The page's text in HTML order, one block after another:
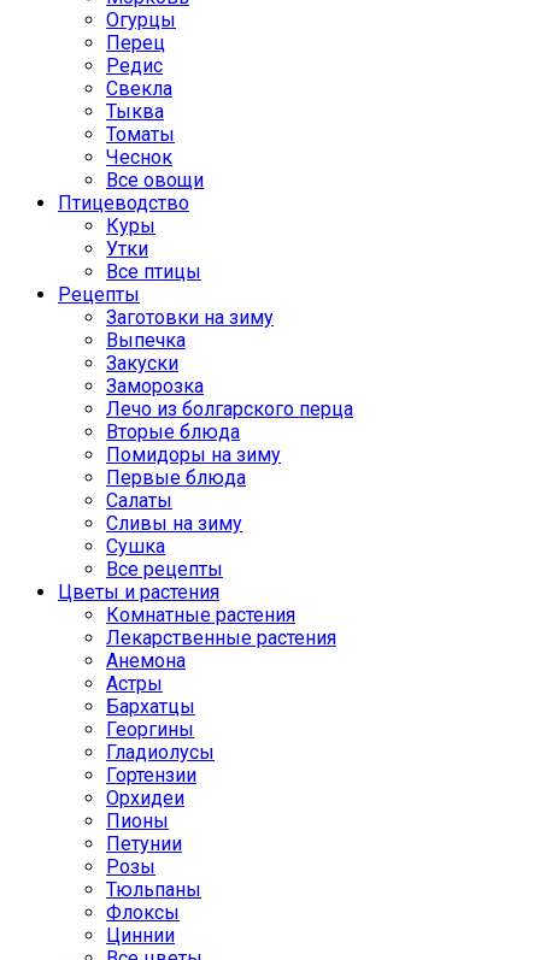
Огурцы
Перец
Редис
Свекла
Тыква
Томаты
Чеснок
Все овощи
Птицеводство
Куры
Утки
Все птицы
Рецепты
Заготовки на зиму
Выпечка
Закуски
Заморозка
Лечо из болгарского перца
Вторые блюда
Помидоры на зиму
Первые блюда
Салаты
Сливы на зиму
Сушка
Все рецепты
Цветы и растения
Комнатные растения
Лекарственные растения
Анемона
Астры
Бархатцы
Георгины
Гладиолусы
Гортензии
Орхидеи
Пионы
Петунии
Розы
Тюльпаны
Флоксы
Циннии